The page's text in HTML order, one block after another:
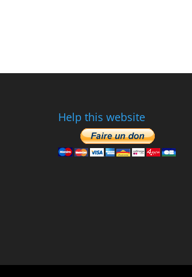
Help this website